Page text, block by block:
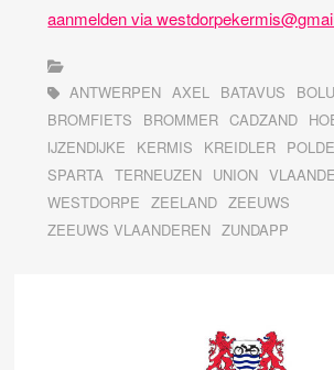
aanmelden via
ANTWERPEN AXEL BATAVUS
BROMFIETS
BROMMER CADZAND
IJZENDIJKE
KERMIS KREIDLER
SPARTA TERNEUZEN UNION
WESTDORPE
ZEELAND ZEEUWS
ZEEUWS VLAANDEREN ZUNDAPP